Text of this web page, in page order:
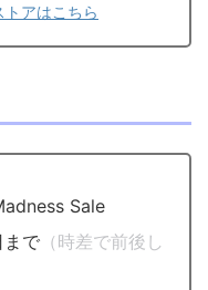
アはこちら
Sale
まで （時差で前後し